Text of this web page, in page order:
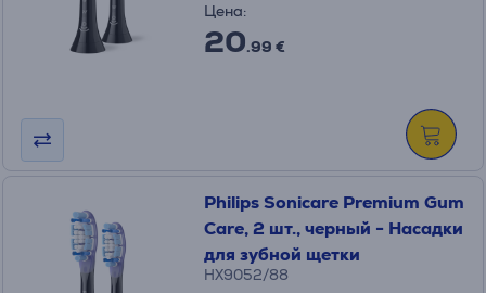
Цена:
20.99 €
Philips Sonicare Premium Gum
Care, 2 шт., черный - Насадки
для зубной щетки
HX9052/88